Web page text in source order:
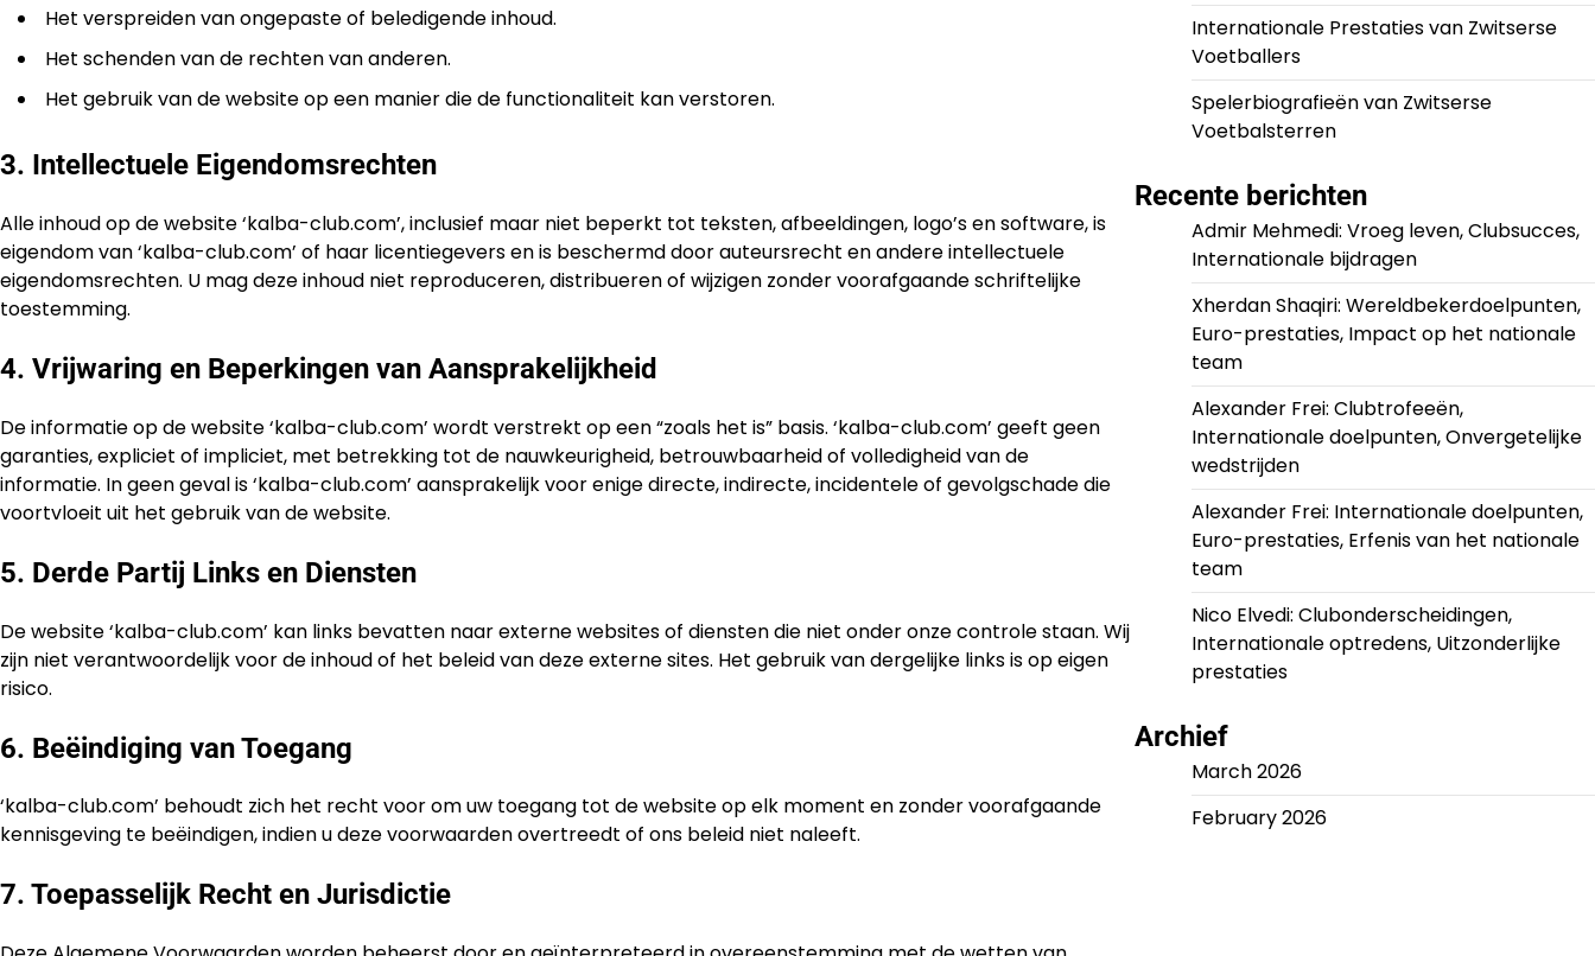
Het verspreiden van ongepaste of beledigende inhoud.
Het schenden van de rechten van anderen.
Het gebruik van de website op een manier die de functionaliteit kan verstoren.
3. Intellectuele Eigendomsrechten
Alle inhoud op de website ‘kalba-club.com’, inclusief maar niet beperkt tot teksten, afbeeldingen, logo’s en software, is
eigendom van ‘kalba-club.com’ of haar licentiegevers en is beschermd door auteursrecht en andere intellectuele
eigendomsrechten. U mag deze inhoud niet reproduceren, distribueren of wijzigen zonder voorafgaande schriftelijke
toestemming.
4. Vrijwaring en Beperkingen van Aansprakelijkheid
De informatie op de website ‘kalba-club.com’ wordt verstrekt op een “zoals het is” basis. ‘kalba-club.com’ geeft geen
garanties, expliciet of impliciet, met betrekking tot de nauwkeurigheid, betrouwbaarheid of volledigheid van de
informatie. In geen geval is ‘kalba-club.com’ aansprakelijk voor enige directe, indirecte, incidentele of gevolgschade die
voortvloeit uit het gebruik van de website.
5. Derde Partij Links en Diensten
De website ‘kalba-club.com’ kan links bevatten naar externe websites of diensten die niet onder onze controle staan. Wij
zijn niet verantwoordelijk voor de inhoud of het beleid van deze externe sites. Het gebruik van dergelijke links is op eigen
risico.
6. Beëindiging van Toegang
‘kalba-club.com’ behoudt zich het recht voor om uw toegang tot de website op elk moment en zonder voorafgaande
kennisgeving te beëindigen, indien u deze voorwaarden overtreedt of ons beleid niet naleeft.
7. Toepasselijk Recht en Jurisdictie
Internationale Prestaties van Zwitserse
Voetballers
Spelerbiografieën van Zwitserse
Voetbalsterren
Recente berichten
Admir Mehmedi: Vroeg leven, Clubsucces,
Internationale bijdragen
Xherdan Shaqiri: Wereldbekerdoelpunten,
Euro-prestaties, Impact op het nationale
team
Alexander Frei: Clubtrofeeën,
Internationale doelpunten, Onvergetelijke
wedstrijden
Alexander Frei: Internationale doelpunten,
Euro-prestaties, Erfenis van het nationale
team
Nico Elvedi: Clubonderscheidingen,
Internationale optredens, Uitzonderlijke
prestaties
Archief
March 2026
February 2026